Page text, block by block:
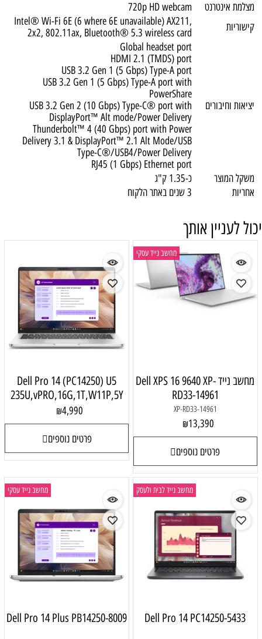
מצלמת אינטרנט
720p HD webcam
קישוריות
Intel® Wi-Fi 6E (6 where 6E unavailable) AX211,
2x2, 802.11ax, Bluetooth® 5.3 wireless card
יציאות וחיבורים
Global headset port
HDMI 2.1 (TMDS) port
USB 3.2 Gen 1 (5 Gbps) Type-A port
USB 3.2 Gen 1 (5 Gbps) Type-A port with
PowerShare
USB 3.2 Gen 2 (10 Gbps) Type-C® port with
DisplayPort™ Alt mode/Power Delivery
Thunderbolt™ 4 (40 Gbps) port with Power
Delivery 3.1 & DisplayPort™ 2.1 Alt Mode/USB
Type-C®/USB4/Power Delivery
RJ45 (1 Gbps) Ethernet port
משקל המוצר
כ-1.35 ק"ג
אחריות
3 שנים באתר הלקוח
יכול לעניין אותך
מחשב נייד עסקי
מחשב נייד Dell XPS 16 9640 XP-
RD33-14961
XP-RD33-14961
₪13,390
פרטים נוספים
Dell Pro 14 (PC14250) U5
235U,vPRO,16G,1T,W11P,5Y
₪4,990
פרטים נוספים
מחשב נייד לבית ולעסק
Dell Pro 14 PC14250-5433
מחשב נייד עסקי
Dell Pro 14 Plus PB14250-8009